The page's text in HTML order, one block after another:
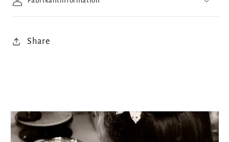
Share